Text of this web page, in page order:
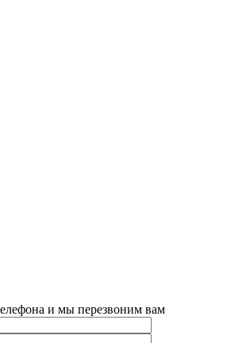
и мы перезвоним вам